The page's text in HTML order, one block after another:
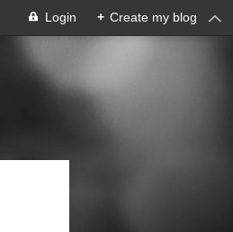
Login + Create my blog